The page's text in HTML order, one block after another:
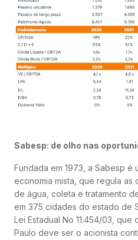
Sabesp: de olho nas
Fundada em 1973, a Sabesp é
economia mista, que regula
de água, coleta e tratamento
em 375 cidades do estado de
Lei Estadual No 11.454/03,
Paulo deve ser o acionista